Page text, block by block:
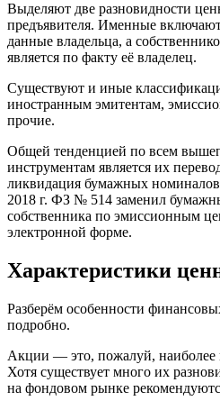
Выделяют две разновидности
предъявителя. Именные
данные владельца, а
является по факту её владелец.
Существуют и иные
иностранным эмитентам,
прочие.
Общей тенденцией по всем
инструментам является их
ликвидация бумажных
2018 г. ФЗ № 514 заменил
собственника по эмиссионным
электронной форме.
Характеристики
Разберём особенности
подробно.
Акции — это, пожалуй, наиболее
Хотя существует много их
на фондовом рынке